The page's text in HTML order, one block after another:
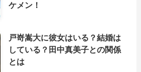
ケメン！
戸嵜嵩大に彼女はいる？結婚は
している？田中真美子との関係
とは